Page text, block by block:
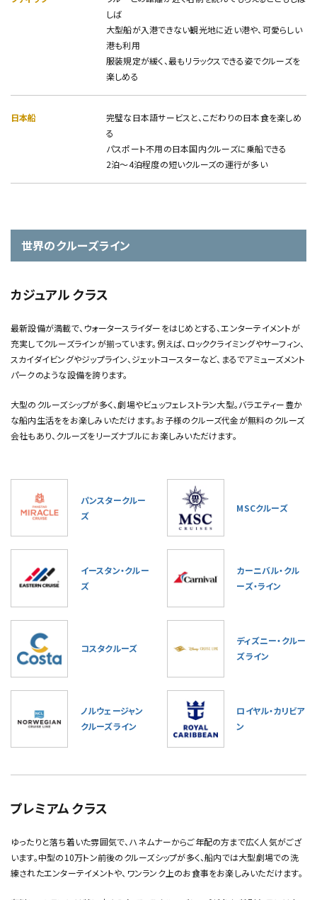
しば
大型船が入港できない観光地に近い港や、可愛らしい
港も利用
服装規定が緩く、最もリラックスできる姿でクルーズを
楽しめる
日本船
完璧な日本語サービスと、こだわりの日本食を楽しめ
る
パスポート不用の日本国内クルーズに乗船できる
2泊～4泊程度の短いクルーズの運行が多い
世界のクルーズライン
カジュアル クラス
最新設備が満載で、ウォータースライダーをはじめとする、エンターテイメントが
充実してクルーズラインが揃っています。例えば、ロッククライミングやサーフィン、
スカイダイビングやジップライン、ジェットコースターなど、まるでアミューズメント
パークのような設備を誇ります。
大型のクルーズシップが多く、劇場やビュッフェレストラン大型。バラエティー豊か
な船内生活ををお楽しみいただけます。お子様のクルーズ代金が無料のクルーズ
会社もあり、クルーズをリーズナブルにお楽しみいただけます。
パンスタークルー
ズ
MSCクルーズ
イースタン・クルー
ズ
カーニバル・クル
ーズ・ライン
コスタクルーズ
ディズニー・クルー
ズライン
ノルウェージャン
クルーズライン
ロイヤル・カリビア
ン
プレミアム クラス
ゆったりと落ち着いた雰囲気で、ハネムナーからご年配の方まで広く人気がござ
います。中型の10万トン前後のクルーズシップが多く、船内では大型劇場での洗
練されたエンターテイメントや、ワンランク上のお食事をお楽しみいただけます。